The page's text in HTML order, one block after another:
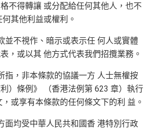
不得轉讓 或分配給任何其他人，也不
其他利益或權利。
並不視作、暗示或表示任 何人或實體
，或以其 他方式代表我們招攬業務。
指，非本條款的協議一方 人士無權按
利）條例》 （香港法例第 623 章）執行
或享有本條款的任何條文下的利 益。
面均受中華人民共和國香 港特別行政